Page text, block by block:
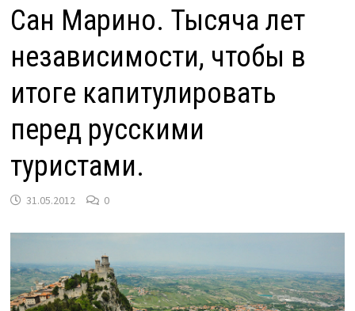
Сан Марино. Тысяча лет
независимости, чтобы в
итоге капитулировать
перед русскими
туристами.
31.05.2012 0